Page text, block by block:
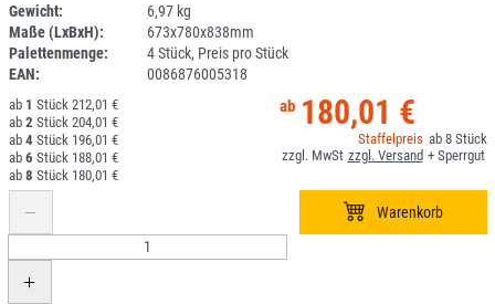
Gewicht:
6,97 kg
Maße (LxBxH):
673x780x838mm
Palettenmenge:
4 Stück, Preis pro Stück
EAN:
0086876005318
180,01 €
8
1
212,01 €
2
204,01 €
4
196,01 €
6
188,01 €
8
180,01 €